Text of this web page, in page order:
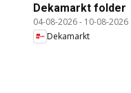
Dekamarkt folder
04-08-2026- 10-08-2026
Dekamarkt